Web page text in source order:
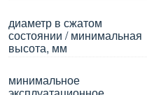
диаметр в сжатом
состоянии / минимальная
высота, мм
минимальное